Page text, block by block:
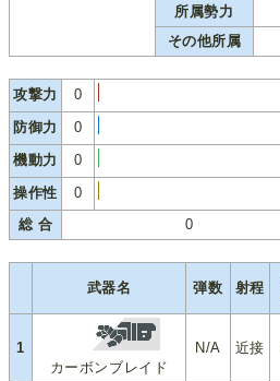
所属勢力
その他所属
攻撃力
0
防御力
0
機動力
0
操作性
0
総 合
0
武器名 弾数 射程
1
カーボンブレイド
N/A 近接